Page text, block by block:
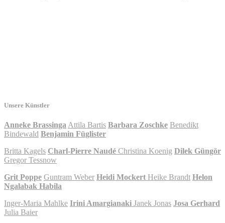
Unsere Künstler
Anneke Brassinga Attila Bartis Barbara Zoschke Benedikt
Bindewald Benjamin Füglister
Britta Kagels Charl-Pierre Naudé Christina Koenig Dilek Güngör
Gregor Tessnow
Grit Poppe Guntram Weber Heidi Mockert Heike Brandt Helon
Ngalabak Habila
Inger-Maria Mahlke Irini Amargianaki Janek Jonas Josa Gerhard
Julia Baier